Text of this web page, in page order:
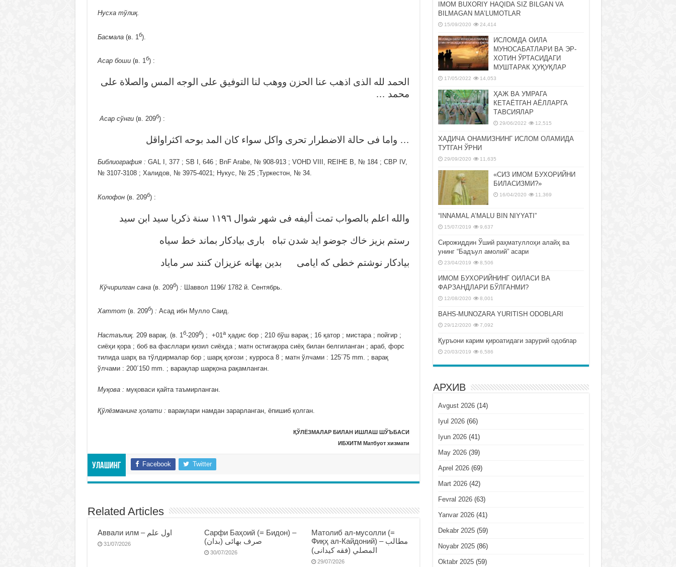
Нусха тўлиқ.
Басмала(в. 1б).
Асар боши(в. 1б) :
الحمد لله الذى اذهب عنا الحزن ووهب لنا التوفيق على الوجه المس والصلاة على
محمد …
Асар сўнги (в. 209б) :
… واما فى حالة الاضطرار تحرى واكل سواء كان المد بوحه اكثراواقل
Библиография : GAL I, 377 ; SB I, 646 ; BnF Arabe, № 908-913 ; VOHD VIII, REIHE B, № 184 ; СВР IV,
№ 3107-3108 ; Халидов, № 3975-4021; Нукус, № 25 ;Туркестон, № 34.
Колофон(в. 209б) :
والله اعلم بالصواب تمت أليفه فى شهر شوال ١١٩٦ سنة ذكريا سيد ابن سيد
رستم بزيز خاك جوضو ايد شدن تباه بارى بيادكار بماند خط سياه
بيادكار نوشتم خطى كه ايامى بدين بهانه عزيزان كنند سر ماياد
Кўчирилган сана (в. 209б): Шаввол 1196/ 1782 й. Сентябрь.
Хаттот (в. 209б) : Асад ибн Мулло Саид.
Настаълиқ. 209 варақ. (в. 1б-209б) ; +01аҳадис бор ; 210 бўш варақ ; 16 қатор ; мистара ; пойгир ;
сиёҳи қора ; боб ва фасллари қизил сиёҳда ; матн остигақора сиёҳ билан белгиланган ; араб, форс
тилида шарҳ ва тўлдирмалар бор ; шарқ қоғози ; курроса 8 ; матн ўлчами : 125´75 mm. ; варақ
ўлчами : 200´150 mm. ; варақлар шарқона рақамланган.
Муқова : муқоваси қайта таъмирланган.
Қўлёзманинг ҳолати : варақлари намдан зарарланган, ёпишиб қолган.
ҚЎЛЁЗМАЛАР БИЛАН ИШЛАШ ШЎЪБАСИ
ИБХИТМ Матбуот хизмати
Улашинг Facebook Twitter
Related Articles
Аввали илм – اول علم
31/07/2026
Сарфи Баҳоий (= Бидон) –
صرف بهائى (بدان)
30/07/2026
Матолиб ал-мусолли (=
Фиқҳ ал-Кайдоний) – مطالب
المصلي (فقه كيدانى)
29/07/2026
IMOM BUXORIY HAQIDA SIZ BILGAN VA
BILMAGAN MA’LUMOTLAR
15/09/2020 24,414
ИСЛОМДА ОИЛА
МУНОСАБАТЛАРИ ВА ЭР-
ХОТИН ЎРТАСИДАГИ
МУШТАРАК ҲУҚУҚЛАР
17/05/2022 14,053
ҲАЖ ВА УМРАГА
КЕТАЁТГАН АЁЛЛАРГА
ТАВСИЯЛАР
29/06/2022 12,515
ХАДИЧА ОНАМИЗНИНГ ИСЛОМ ОЛАМИДА
ТУТГАН ЎРНИ
29/09/2020 11,635
«СИЗ ИМОМ БУХОРИЙНИ
БИЛАСИЗМИ?»
16/04/2020 11,369
“INNAMAL A’MALU BIN NIYYATI”
15/07/2019 9,637
Сирожиддин Ўший раҳматуллоҳи алайҳ ва
унинг “Бадъул амолий” асари
23/04/2019 8,506
ИМОМ БУХОРИЙНИНГ ОИЛАСИ ВА
ФАРЗАНДЛАРИ БЎЛГАНМИ?
12/08/2020 8,001
BAHS-MUNOZARA YURITISH ODOBLARI
29/12/2020 7,092
Қуръони карим қироатидаги зарурий одоблар
20/03/2019 6,586
АРХИВ
Avgust 2026(14)
Iyul 2026(66)
Iyun 2026(41)
May 2026(39)
Aprel 2026(69)
Mart 2026(42)
Fevral 2026(63)
Yanvar 2026(41)
Dekabr 2025(59)
Noyabr 2025(86)
Oktabr 2025(59)